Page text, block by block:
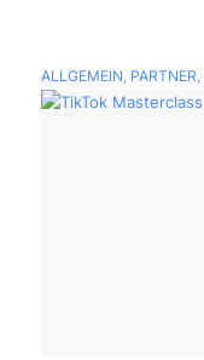
ALLGEMEIN, PARTNER,